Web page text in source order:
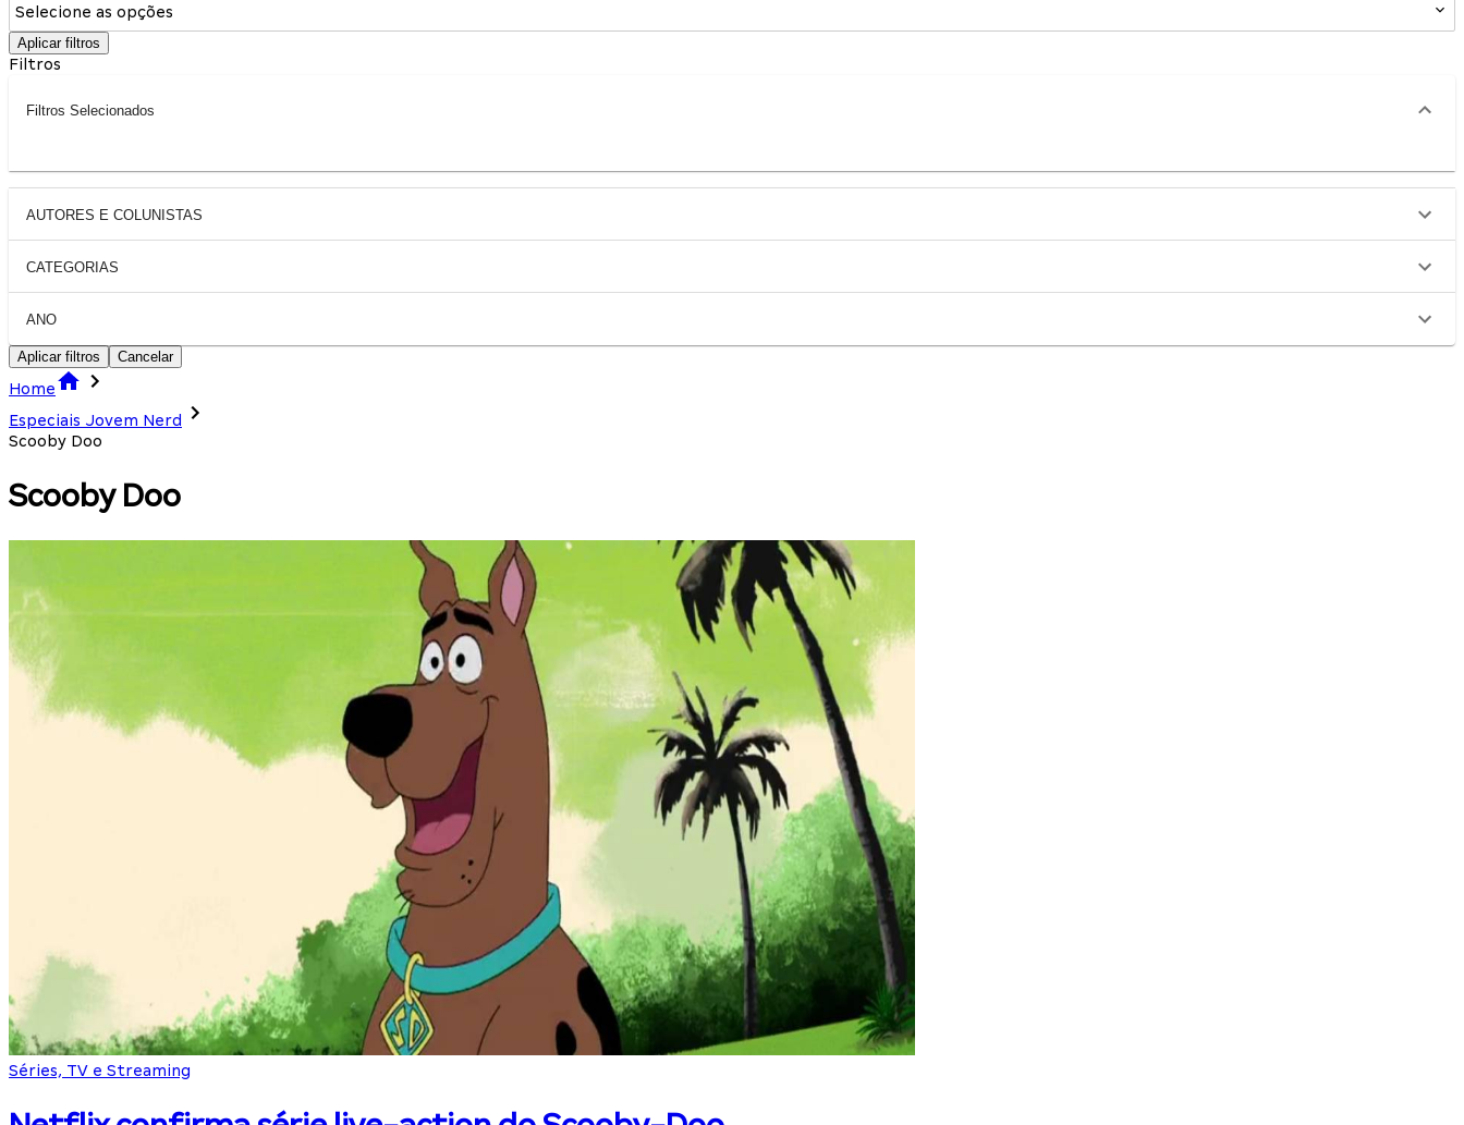
Selecione as opções
Aplicar filtros
Filtros
Filtros Selecionados
AUTORES E COLUNISTAS
CATEGORIAS
ANO
Aplicar filtros Cancelar
Home
Especiais Jovem Nerd
Scooby Doo
Scooby Doo
Séries, TV e Streaming